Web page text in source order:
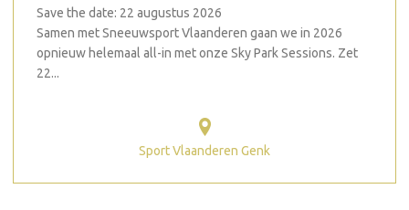
Save the date: 22 augustus 2026
Samen met Sneeuwsport Vlaanderen gaan we in 2026
opnieuw helemaal all-in met onze Sky Park Sessions. Zet
22...
Sport Vlaanderen Genk